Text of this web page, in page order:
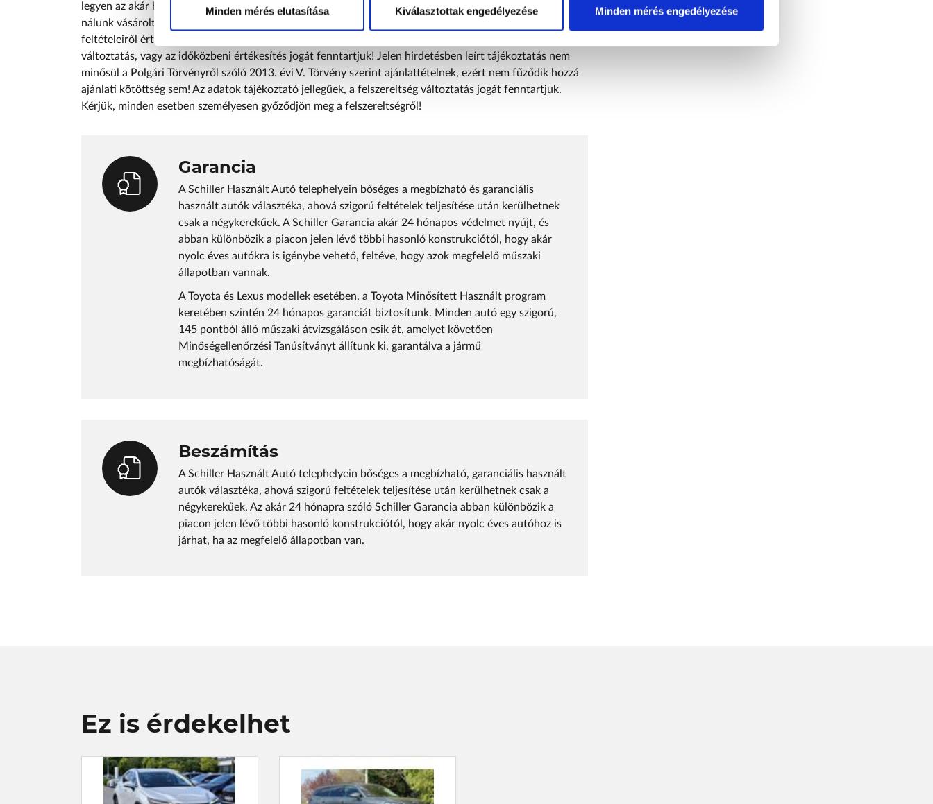
Minden mérés elutasítása Kiválasztottak engedélyezése Minden mérés engedélyezése
legyen az akár használt- vagy új autó a Schiller Autó Család bármelyik új autós márkakereskedésében. A
nálunk vásárolt legtöbb használt autóhoz egy év műszaki garanciát tudunk biztosítani, melynek
feltételeiről értékesítő munkatársaink fogják Önt tájékoztatni. A hirdetés nem minősül ajánlattételnek, a
változtatás, vagy az időközbeni értékesítés jogát fenntartjuk! Jelen hirdetésben leírt tájékoztatás nem
minősül a Polgári Törvényről szóló 2013. évi V. Törvény szerint ajánlattételnek, ezért nem fűződik hozzá
ajánlati kötöttség sem! Az adatok tájékoztató jellegűek, a felszereltség változtatás jogát fenntartjuk.
Kérjük, minden esetben személyesen győződjön meg a felszereltségről!
Garancia
A Schiller Használt Autó telephelyein bőséges a megbízható és garanciális
használt autók választéka, ahová szigorú feltételek teljesítése után kerülhetnek
csak a négykerekűek. A Schiller Garancia akár 24 hónapos védelmet nyújt, és
abban különbözik a piacon jelen lévő többi hasonló konstrukciótól, hogy akár
nyolc éves autókra is igénybe vehető, feltéve, hogy azok megfelelő műszaki
állapotban vannak.
A Toyota és Lexus modellek esetében, a Toyota Minősített Használt program
keretében szintén 24 hónapos garanciát biztosítunk. Minden autó egy szigorú,
145 pontból álló műszaki átvizsgáláson esik át, amelyet követően
Minőségellenőrzési Tanúsítványt állítunk ki, garantálva a jármű
megbízhatóságát.
Beszámítás
A Schiller Használt Autó telephelyein bőséges a megbízható, garanciális használt
autók választéka, ahová szigorú feltételek teljesítése után kerülhetnek csak a
négykerekűek. Az akár 24 hónapra szóló Schiller Garancia abban különbözik a
piacon jelen lévő többi hasonló konstrukciótól, hogy akár nyolc éves autóhoz is
járhat, ha az megfelelő állapotban van.
Ez is érdekelhet